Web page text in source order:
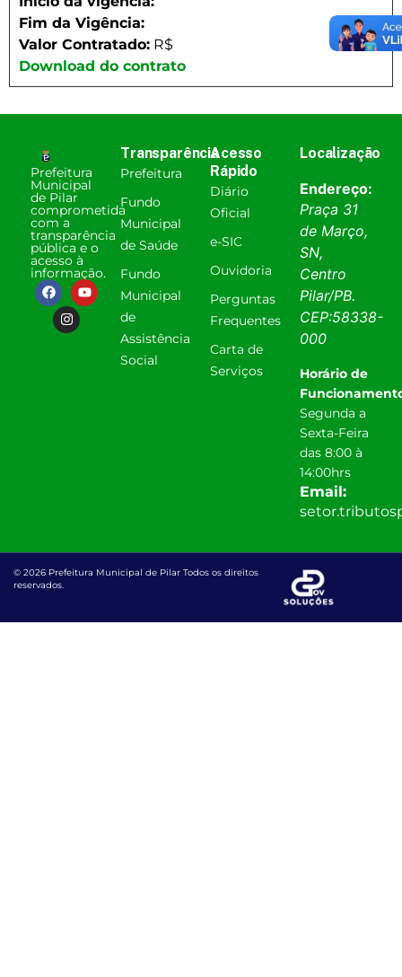
Fim da Vigência:
Valor Contratado: R$
Download do contrato
Prefeitura
Municipal
de Pilar
comprometida
com a
transparência
pública e o
acesso à
informação.
Transparência
Prefeitura
Fundo
Municipal
de Saúde
Fundo
Municipal
de
Assistência
Social
Acesso
Rápido
Diário
Oficial
e-SIC
Ouvidoria
Perguntas
Frequentes
Carta de
Serviços
Localização
Endereço:
Praça 31
de Março,
SN,
Centro
Pilar/PB.
CEP:58338-
000
Horário de
Segunda a
Sexta-Feira
das 8:00 à
14:00hrs
Email:
© 2026 Prefeitura Municipal de Pilar Todos os direitos
reservados.